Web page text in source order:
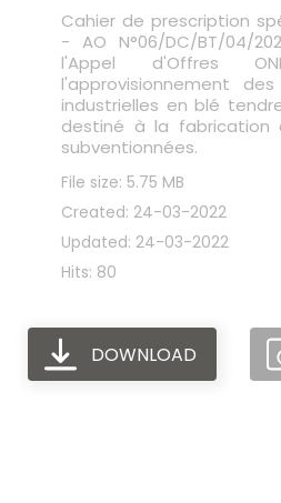
Cahier de prescription
- AO N°06/DC/BT/04/
l'Appel d'Offres
l'approvisionnement
industrielles en blé
destiné à la fabrication
subventionnées.
File size: 5.75 MB
Created: 24-03-2022
Updated: 24-03-2022
Hits: 80
DOWNLOAD